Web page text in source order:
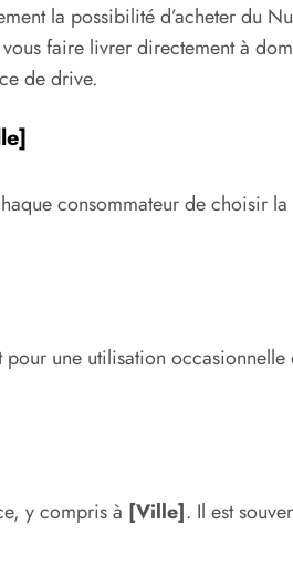
la possibilité d’acheter du
faire livrer directement à
de drive.
consommateur de choisir
une utilisation
y compris à [Ville]. Il est